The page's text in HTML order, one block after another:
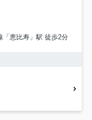
「恵比寿」駅 徒歩2分